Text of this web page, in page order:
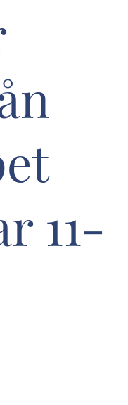
11-